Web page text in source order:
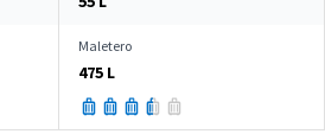
Maletero
475 L